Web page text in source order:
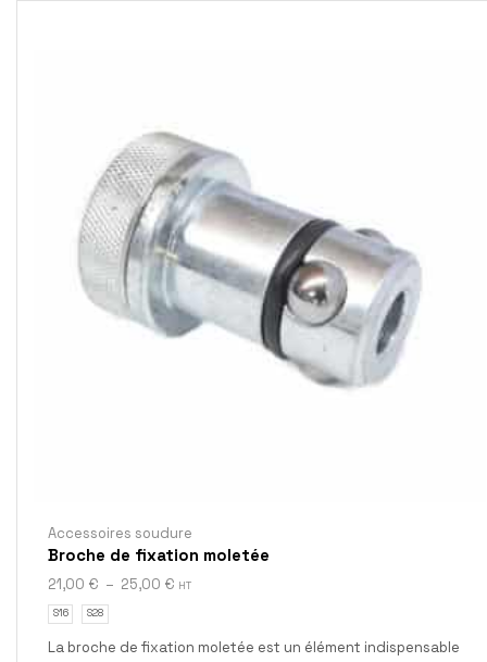
Accessoires soudure
Broche de fixation moletée
21,00 € – 25,00 € HT
S16 S28
La broche de fixation moletée est un élément indispensable